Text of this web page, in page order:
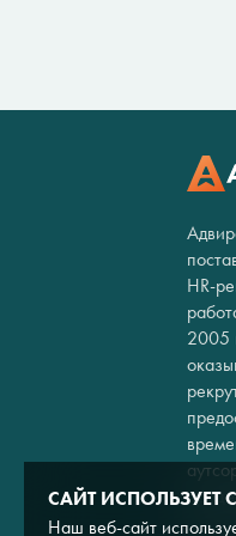
HR-
2005
САЙТ ИСПОЛЬЗУЕТ
Наш веб-сайт